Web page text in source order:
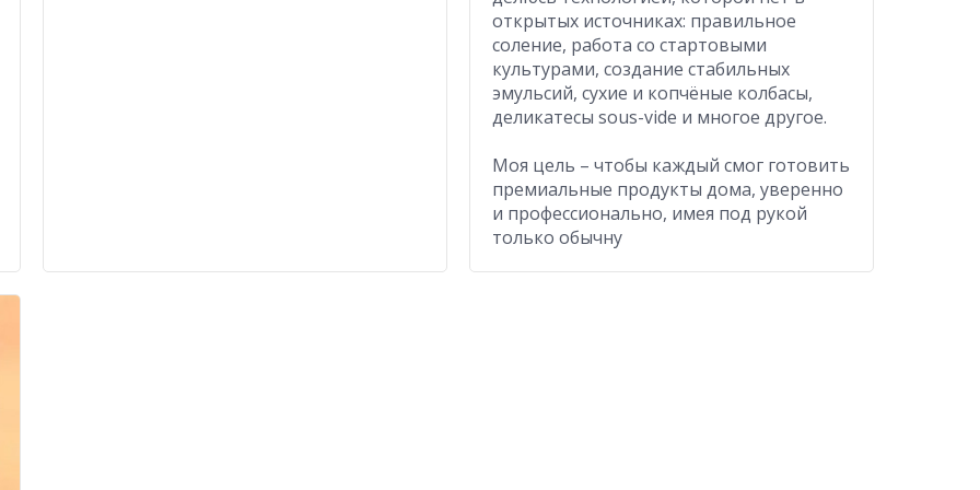
открытых источниках: правильное
соление, работа со стартовыми
культурами, создание стабильных
эмульсий, сухие и копчёные колбасы,
деликатесы sous-vide и многое другое.
Моя цель – чтобы каждый смог готовить
премиальные продукты дома, уверенно
и профессионально, имея под рукой
только обычну